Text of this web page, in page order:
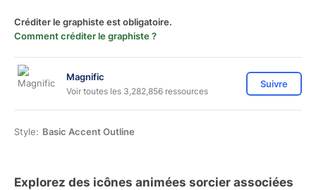
Créditer le graphiste est obligatoire.
Comment créditer le graphiste ?
Magnific
Voir toutes les 3,282,856 ressources
Suivre
Style: Basic Accent Outline
Explorez des icônes animées sorcier associées